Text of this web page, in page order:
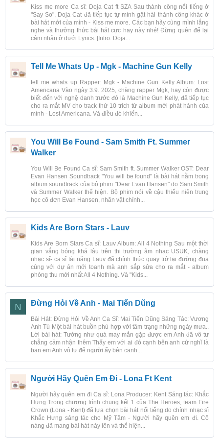
Kiss me more Ca sĩ: Doja Cat ft SZA Sau thành công nổi tiếng ở
"Say So", Doja Cat đã tiếp tục tự mình gặt hái thành công khác ở
bài hát mới của mình - Kiss me more. Các bạn hãy cùng mình lắng
nghe và thưởng thức bài hát cực hay này nhé! Đừng quên để lại
cảm nhận ở dưới Lyrics: [Intro: Doja...
Tell Me Whats Up - Mgk - Machine Gun Kelly
tell me whats up Rapper: Mgk - Machine Gun Kelly Album: Lost
Americana Vào ngày 3.9. 2025, chàng rapper Mgk, hay còn được
biết đến với nghệ danh trước đó là Machine Gun Kelly, đã tiếp tục
cho ra mắt MV cho track thứ 10 trích từ album mới phát hành của
mình - Lost Americana. Và điều đó khiến...
You Will Be Found - Sam Smith Ft. Summer
Walker
You Will Be Found Ca sĩ: Sam Smith ft. Summer Walker OST: Dear
Evan Hansen Soundtrack "You will be found" là bài hát nằm trong
album soundtrack của bộ phim "Dear Evan Hansen" do Sam Smith
và Summer Walker thể hiện. Bộ phim nói về cậu thiếu niên trung
học cô đơn Evan Hansen, nhân vật chính...
Kids Are Born Stars - Lauv
Kids Are Born Stars Ca sĩ: Lauv Album: All 4 Nothing Sau một thời
gian vắng bóng khá lâu trên thị trường âm nhạc USUK, chàng
nhạc sĩ- ca sĩ tài năng Lauv đã chính thức quay trở lại đường đua
cùng với dự án mới toanh mà anh sắp sửa cho ra mắt - album
phòng thu mới nhất All 4 Nothing. Và "Kids...
N Đừng Hỏi Về Anh - Mai Tiến Dũng
Bài Hát: Đừng Hỏi Về Anh Ca Sĩ: Mai Tiến Dũng Sáng Tác: Vương
Anh Tú Một bài hát buồn phù hợp với tâm trạng những ngày mưa..
Lời bài hát: Tưởng như quá may mắn gặp được em Anh đã vô tư
chẳng cảm nhận thêm Thấy em với ai đó cạnh bên anh cứ nghĩ là
bạn em Anh vô tư để người ấy bên cạnh...
Người Hãy Quên Em Đi - Lona Ft Kent
Người hãy quên em đi Ca sĩ: Lona Producer: Kent Sáng tác: Khắc
Hưng Trong chương trình chung kết 1 của The Heroes, team Fire
Crown (Lona - Kent) đã lựa chọn bài hát nổi tiếng do chính nhạc sĩ
Khắc Hưng sáng tác cho Mỹ Tâm - Người hãy quên em đi. Cô
nàng đã mang bài hát này lên và thể hiện...